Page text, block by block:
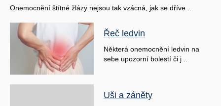
Onemocnění štítné žlázy nejsou tak vzácná, jak se dříve ..
Řeč ledvin
Některá onemocnění ledvin na
sebe upozorní bolestí či j ..
Uši a záněty